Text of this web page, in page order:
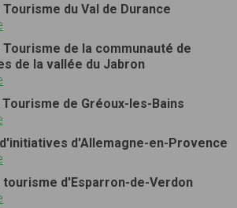
du Val de Durance
de la communauté de
de la vallée du Jabron
de Gréoux-les-Bains
d'Allemagne-en-Provence
tourisme d'Esparron-de-Verdon